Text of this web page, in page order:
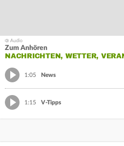
Zum Anhören
NACHRICHTEN, WETTER,
1:05 News
1:15 V-Tipps